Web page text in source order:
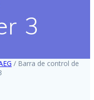
3
/ Barra de control de